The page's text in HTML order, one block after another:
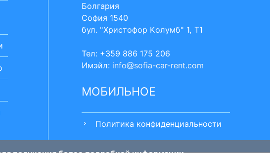
Болгария
София 1540
бул. "Христофор Kолумб" 1, Т1
Тел: +359 886 175 206
Имэйл: info sofia-car-rent.com
МОБИЛЬНОЕ
chevron_right Политика конфиденциальности